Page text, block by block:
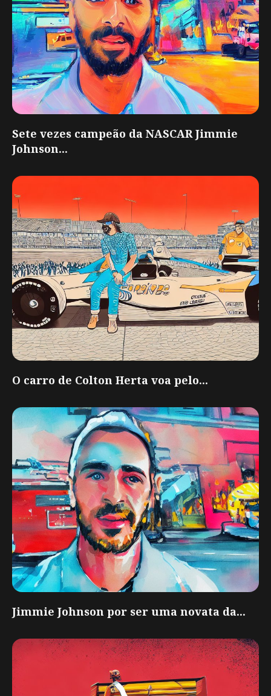
Sete vezes campeão da NASCAR Jimmie
Johnson...
O carro de Colton Herta voa pelo...
Jimmie Johnson por ser uma novata da...